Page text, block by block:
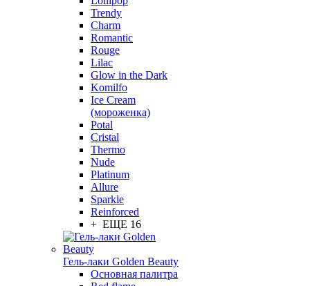
Trendy
Charm
Romantic
Rouge
Lilac
Glow in the Dark
Komilfo
Ice Cream
(мороженка)
Potal
Cristal
Thermo
Nude
Platinum
Allure
Sparkle
Reinforced
+ ЕЩЕ 16
Гель-лаки Golden Beauty
Основная палитра